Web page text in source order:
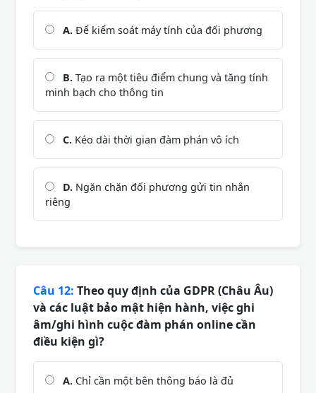
A. Để kiểm soát máy tính của đối phương
B. Tạo ra một tiêu điểm chung và tăng tính
minh bạch cho thông tin
C. Kéo dài thời gian đàm phán vô ích
D. Ngăn chặn đối phương gửi tin nhắn
riêng
Câu 12: Theo quy định của GDPR (Châu Âu)
và các luật bảo mật hiện hành, việc ghi
âm/ghi hình cuộc đàm phán online cần
điều kiện gì?
A. Chỉ cần một bên thông báo là đủ